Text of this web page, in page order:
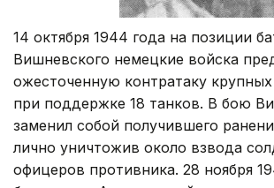
14 октября 1944 года на позиции
Вишневского немецкие войска
ожесточенную контратаку
при поддержке 18 танков. В бою
заменил собой получившего
лично уничтожив около взвода
офицеров противника. 28 ноября